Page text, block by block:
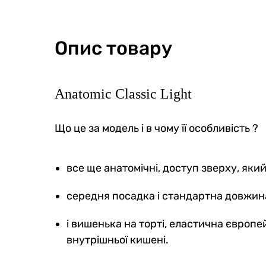
Anatomic Long w/skew fly Plus,
749 грн
Ціна для Club:637 грн
1.2
Опис товару
Anatomic Classic Light
Що це за модель і в чому її особливість ?
все ще анатомічні, доступ зверху,
середня посадка і стандартна
і вишенька на торті, еластична
внутрішньої кишені.